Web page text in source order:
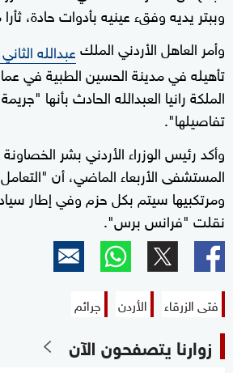
وببتر يديه وفقء عينيه بأدوات حادة،
وأمر العاهل الأردني الملكعبدالله الثاني
تأهيله في مدينة الحسين الطبية في
الملكة رانيا العبدالله الحادث بأنها
تفاصيلها".
وأكد رئيس الوزراء الأردني بشر
المستشفى الأربعاء الماضي، أن
ومرتكبيها سيتم بكل حزم وفي إطار
نقلت "فرانس برس".
فتى الزرقاء الأردن جرائم
زوارنا يتصفحون الآن